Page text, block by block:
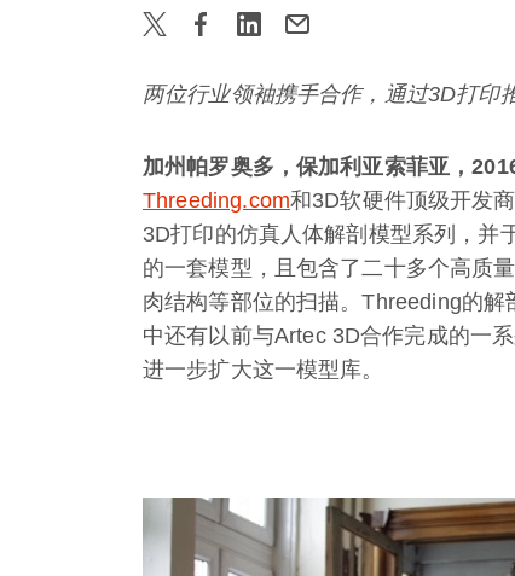
两位行业领袖携手合作，通过3D打印
加州帕罗奥多，保加利亚索菲亚，
Threeding.com和3D软硬件顶级开发
3D打印的仿真人体解剖模型系列，并
的一套模型，且包含了二十多个高质
肉结构等部位的扫描。Threeding的
中还有以前与Artec 3D合作完成的一
进一步扩大这一模型库。